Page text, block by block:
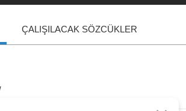
ÇALIŞILACAK SÖZCÜKLER